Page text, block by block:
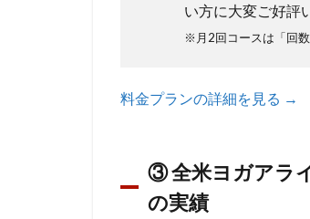
きる
日コ
ス」
い方に大変ご好評
※月2回コースは「回数
料金プランの詳細を見る →
③ 全米ヨガアラ
の実績